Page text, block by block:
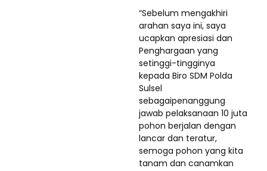
“Sebelum mengakhiri
arahan saya ini, saya
ucapkan apresiasi dan
Penghargaan yang
setinggi-tingginya
kepada Biro SDM Polda
Sulsel
sebagaipenanggung
jawab pelaksanaan 10 juta
pohon berjalan dengan
lancar dan teratur,
semoga pohon yang kita
tanam dan canamkan